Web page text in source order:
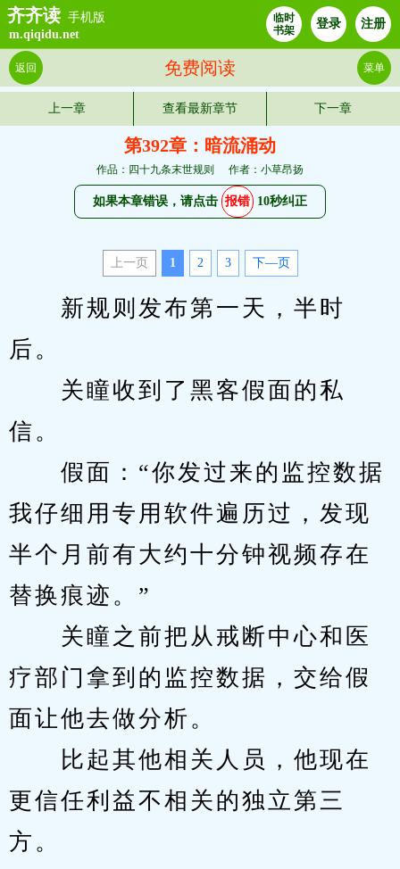
齐齐读 手机版
m.qiqidu.net
临时
书架
登录 注册
免费阅读
返回 菜单
上一章 查看最新章节 下一章
第392章：暗流涌动
作品：四十九条末世规则 作者：小草昂扬
如果本章错误，请点击 报错 10秒纠正
上一页 1 2 3 下—页
新规则发布第一天，半时
后。
关瞳收到了黑客假面的私
信。
假面：“你发过来的监控数据
我仔细用专用软件遍历过，发现
半个月前有大约十分钟视频存在
替换痕迹。”
关瞳之前把从戒断中心和医
疗部门拿到的监控数据，交给假
面让他去做分析。
比起其他相关人员，他现在
更信任利益不相关的独立第三
方。